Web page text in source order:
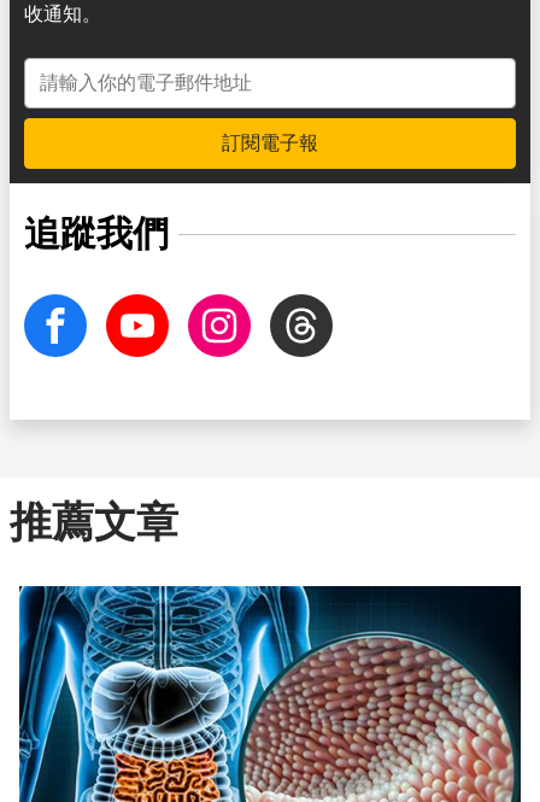
收通知。
電子郵件地址
訂閱電子報
追蹤我們
facebook Youtube InstagramThreads
推薦文章